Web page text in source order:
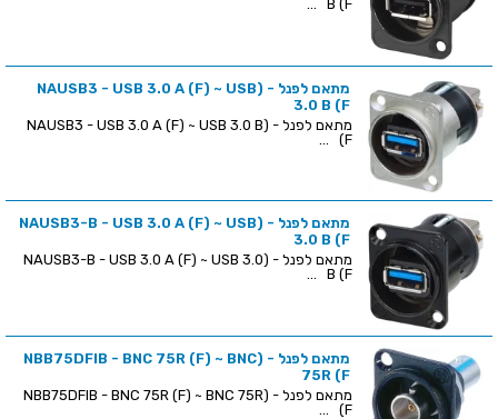
B (F ...
מתאם לפנל - (NAUSB3 - USB 3.0 A (F) ~ USB
3.0 B (F
מתאם לפנל - (NAUSB3 - USB 3.0 A (F) ~ USB 3.0 B
(F ...
מתאם לפנל - (NAUSB3-B - USB 3.0 A (F) ~ USB
3.0 B (F
מתאם לפנל - (NAUSB3-B - USB 3.0 A (F) ~ USB 3.0
B (F ...
מתאם לפנל - (NBB75DFIB - BNC 75R (F) ~ BNC
75R (F
מתאם לפנל - (NBB75DFIB - BNC 75R (F) ~ BNC 75R
(F ...